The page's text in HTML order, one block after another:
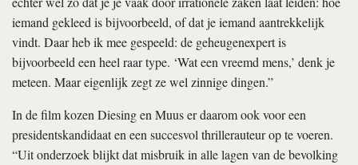
iemand gekleed is bijvoorbeeld, of dat je iemand aantrekkelijk
vindt. Daar heb ik mee gespeeld: de geheugenexpert is
bijvoorbeeld een heel raar type. ‘Wat een vreemd mens,’ denk je
meteen. Maar eigenlijk zegt ze wel zinnige dingen.”
In de film kozen Diesing en Muus er daarom ook voor een
presidentskandidaat en een succesvol thrillerauteur op te voeren.
“Uit onderzoek blijkt dat misbruik in alle lagen van de bevolking